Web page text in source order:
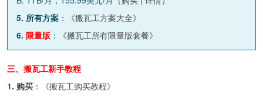
5. 所有方案 ：《搬瓦工方案大全》
6. 限量版 ：《搬瓦工所有限量版套餐》
三、搬瓦工新手教程
1. 购买 ：《搬瓦工购买教程》